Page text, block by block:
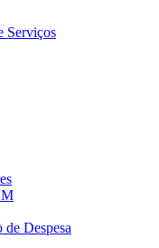
Serviços
de Despesa